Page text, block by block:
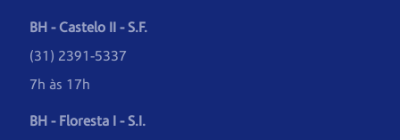
BH - Castelo II - S.F.
(31) 2391-5337
7h às 17h
BH - Floresta I - S.I.